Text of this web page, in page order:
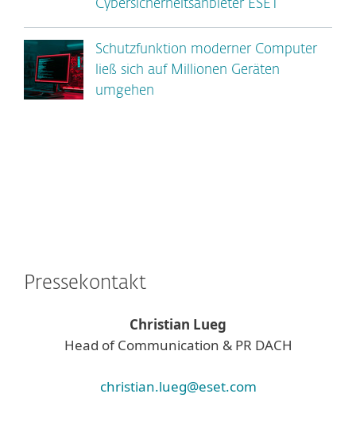
Cybersicherheitsanbieter ESET
Schutzfunktion moderner Computer
ließ sich auf Millionen Geräten
umgehen
Pressekontakt
Christian Lueg
Head of Communication & PR DACH
christian.lueg@eset.com